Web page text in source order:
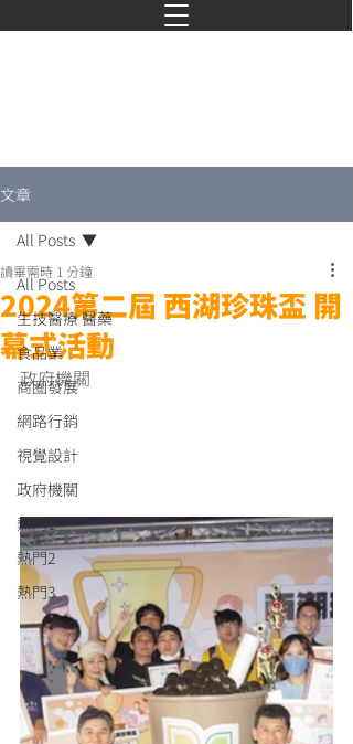
文章
All Posts
生技醫療 醫藥
食品業
商圈發展
網路行銷
視覺設計
政府機關
熱門1
熱門2
熱門3
All Posts
2024第二屆 西湖珍珠盃 開
幕式活動
讀畢需時 1 分鐘
政府機關